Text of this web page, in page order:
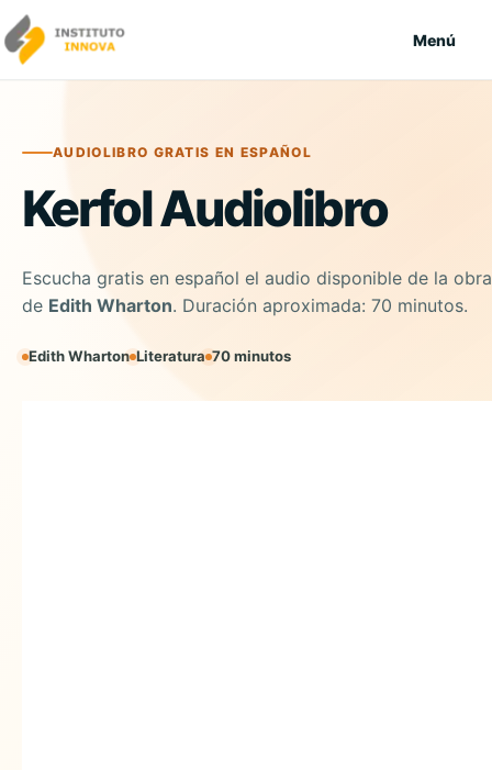
Saltar al contenido
Menú
AUDIOLIBRO GRATIS EN ESPAÑOL
Kerfol Audiolibro
Escucha gratis en español el audio disponible de la obra
de Edith Wharton. Duración aproximada: 70 minutos.
Edith Wharton Literatura 70 minutos